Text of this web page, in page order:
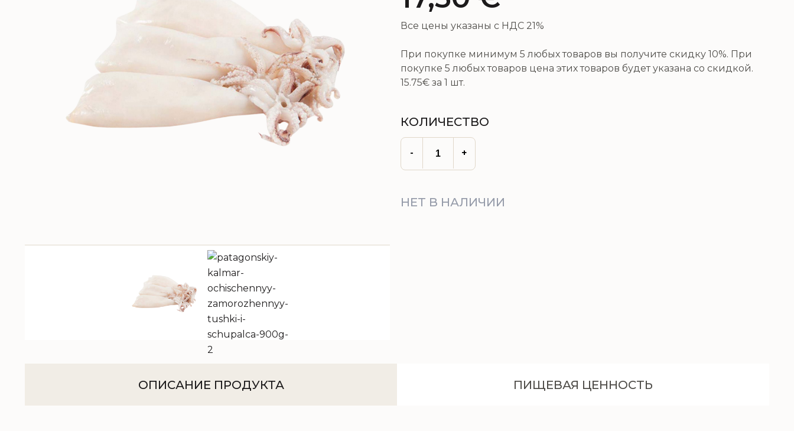
Все цены указаны с НДС 21%
При покупке минимум 5 любых товаров вы получите скидку 10%. При
покупке 5 любых товаров цена этих товаров будет указана со скидкой.
15.75€ за 1 шт.
КОЛИЧЕСТВО
- +
НЕТ В НАЛИЧИИ
ОПИСАНИЕ ПРОДУКТА ПИЩЕВАЯ ЦЕННОСТЬ